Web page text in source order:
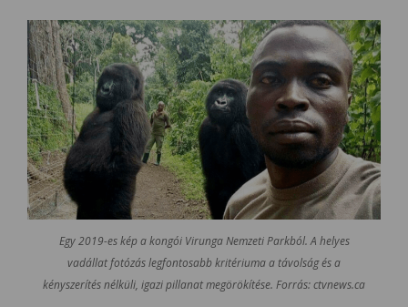
Egy 2019-es kép a kongói Virunga Nemzeti Parkból. A helyes
vadállat fotózás legfontosabb kritériuma a távolság és a
kényszerítés nélküli, igazi pillanat megörökítése. Forrás: ctvnews.ca